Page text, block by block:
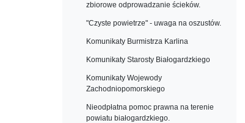
zbiorowe odprowadzanie ścieków.
"Czyste powietrze" - uwaga na oszustów.
Komunikaty Burmistrza Karlina
Komunikaty Starosty Białogardzkiego
Komunikaty Wojewody
Zachodniopomorskiego
Nieodpłatna pomoc prawna na terenie
powiatu białogardzkiego.